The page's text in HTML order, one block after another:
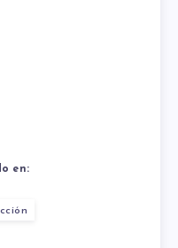
en: